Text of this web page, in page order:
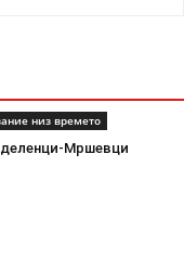
низ времето
Мршевци